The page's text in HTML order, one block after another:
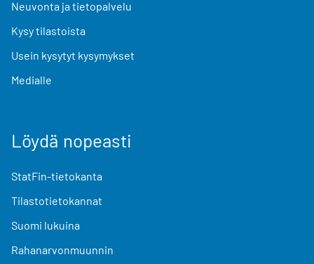
Neuvonta ja tietopalvelu
Kysy tilastoista
Usein kysytyt kysymykset
Medialle
Löydä nopeasti
StatFin-tietokanta
Tilastotietokannat
Suomi lukuina
Rahanarvonmuunnin